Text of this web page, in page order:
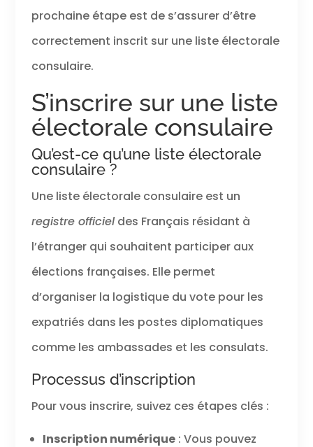
prochaine étape est de s’assurer d’être
correctement inscrit sur une liste électorale
consulaire.
S’inscrire sur une liste
électorale consulaire
Qu’est-ce qu’une liste électorale
consulaire ?
Une liste électorale consulaire est un
registre officieldes Français résidant à
l’étranger qui souhaitent participer aux
élections françaises. Elle permet
d’organiser la logistique du vote pour les
expatriés dans les postes diplomatiques
comme les ambassades et les consulats.
Processus d’inscription
Pour vous inscrire, suivez ces étapes clés :
Inscription numérique: Vous pouvez